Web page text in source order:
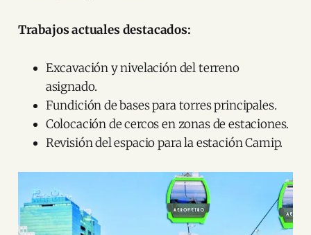
Trabajos actuales destacados:
Excavación y nivelación del terreno
asignado.
Fundición de bases para torres principales.
Colocación de cercos en zonas de estaciones.
Revisión del espacio para la estación Camip.